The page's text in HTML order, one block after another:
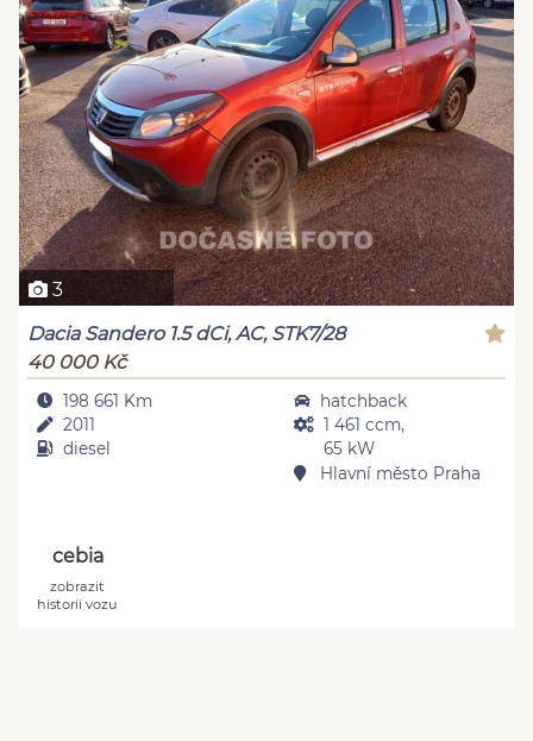
3
Dacia Sandero 1.5 dCi, AC, STK7/28
40 000 Kč
198 661 Km
2011
diesel
hatchback
1 461 ccm,
65 kW
Hlavní město Praha
cebia
zobrazit
historii vozu